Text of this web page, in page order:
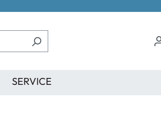
SERVICE